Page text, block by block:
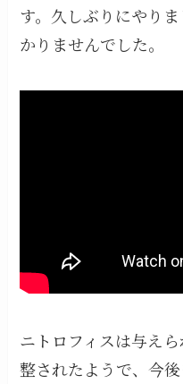
す。久しぶりにやり
かりませんでした。
ニトロフィスは与え
整されたようで、今